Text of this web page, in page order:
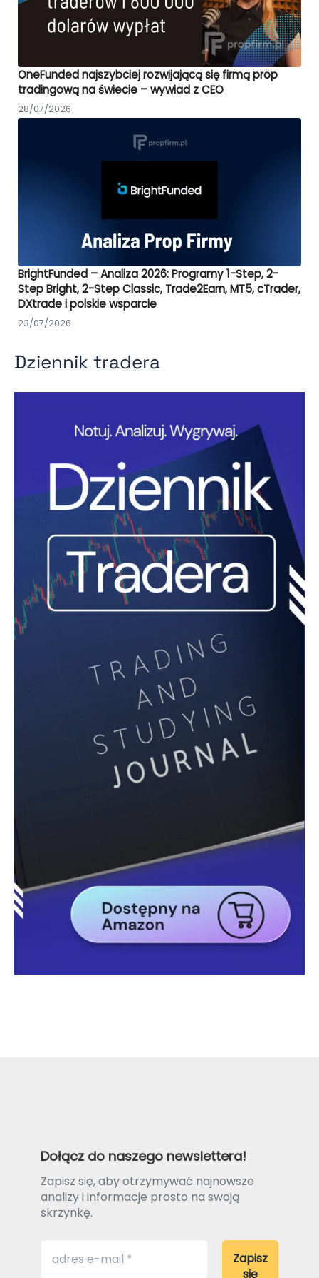
OneFunded najszybciej rozwijającą się firmą prop
tradingową na świecie – wywiad z CEO
28/07/2026
BrightFunded – Analiza 2026: Programy 1-Step, 2-
Step Bright, 2-Step Classic, Trade2Earn, MT5, cTrader,
DXtrade i polskie wsparcie
23/07/2026
Dziennik tradera
Dołącz do naszego newslettera!
Zapisz się, aby otrzymywać najnowsze
analizy i informacje prosto na swoją
skrzynkę.